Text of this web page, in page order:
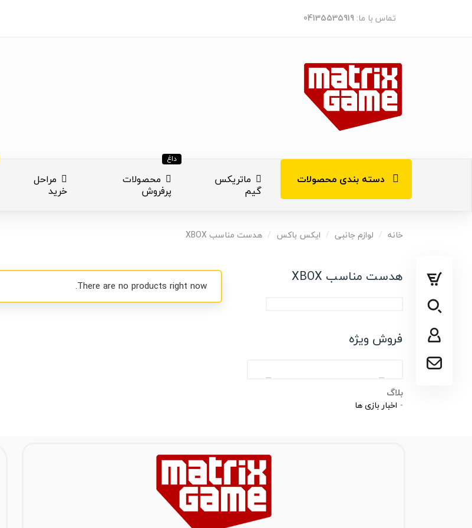
تماس با ما: 04135535919
دسته بندی محصولات
کنسول های بازی
پلی استیشن
سایر کنسول ها
ماتریکس
گیم
محصولات
پرفروش
داغ
مراحل
خرید
خانه لوازم جانبی ایکس باکس هدست مناسب XBOX
هدست مناسب XBOX
فروش ویژه
بلاگ
اخبار بازی ها
There are no products right now.